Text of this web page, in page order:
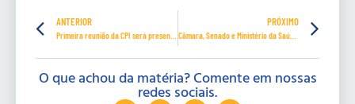
ANTERIOR PRÓXIMO
Câmara, Senado e Ministério da Saúde anunciam antecipação de 1 milhão de doses da Pfizer em abril
O que achou da matéria? Comente em nossas
redes sociais.